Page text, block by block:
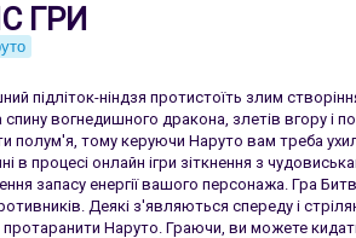
ГРИ
підліток-ніндзя протистоїть злим
спину вогнедишного дракона, злетів вгору і
полум'я, тому керуючи Наруто вам треба
в процесі онлайн ігри зіткнення з
запасу енергії вашого персонажа. Гра
Деякі з'являються спереду і
протаранити Наруто. Граючи, ви можете